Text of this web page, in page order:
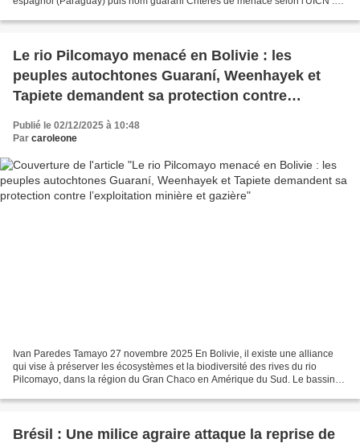
Le rio Pilcomayo menacé en Bolivie : les
peuples autochtones Guaraní, Weenhayek et
Tapiete demandent sa protection contre
l’exploitation minière et gazière
Publié le 02/12/2025 à 10:48
Par caroleone
Ivan Paredes Tamayo 27 novembre 2025 En Bolivie, il existe une alliance
qui vise à préserver les écosystèmes et la biodiversité des rives du rio
Pilcomayo, dans la région du Gran Chaco en Amérique du Sud. Le bassin
Brésil : Une milice agraire attaque la reprise de